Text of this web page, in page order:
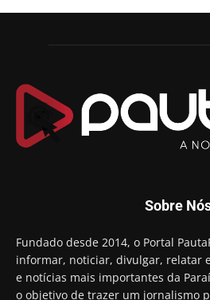
candidatura a
Chapa dos sonhos:
Arthur Lira parabeniza
reeleição em Conde
00:23
Aguinaldo Ribeiro
preso e faz vídeo na
Hugo Motta retira
"confiscar" dinheiro de
01:49
Descaso da gestão
Sobre
Fundado desde 2014, o Portal
informar, noticiar, divulgar, relatar
e notícias mais importantes da
o objetivo de trazer um jornalismo